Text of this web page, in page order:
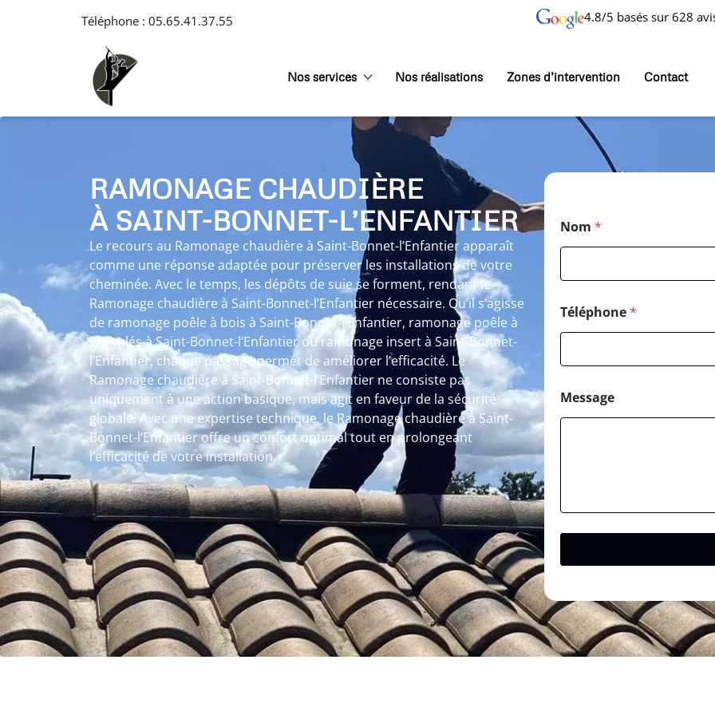
Téléphone : 05.65.41.37.55 4.8/5 basés sur 628
Nos services Nos réalisations Zones d’intervention Contact
RAMONAGE CHAUDIÈRE
À SAINT-BONNET-L’ENFANTIER
Le recours au Ramonage chaudière à Saint-Bonnet-l’Enfantier apparaît
comme une réponse adaptée pour préserver les installations de votre
cheminée. Avec le temps, les dépôts de suie se forment, rendant le
Ramonage chaudière à Saint-Bonnet-l’Enfantier nécessaire. Qu’il s’agisse
de ramonage poêle à bois à Saint-Bonnet-l’Enfantier, ramonage poêle à
granulés à Saint-Bonnet-l’Enfantier ou ramonage insert à Saint-Bonnet-
l’Enfantier, chaque passage permet de améliorer l’efficacité. Le
Ramonage chaudière à Saint-Bonnet-l’Enfantier ne consiste pas
uniquement à une action basique, mais agit en faveur de la sécurité
globale. Avec une expertise technique, le Ramonage chaudière à Saint-
Bonnet-l’Enfantier offre un confort optimal tout en prolongeant
l’efficacité de votre installation.
Nom *
Téléphone*
Message